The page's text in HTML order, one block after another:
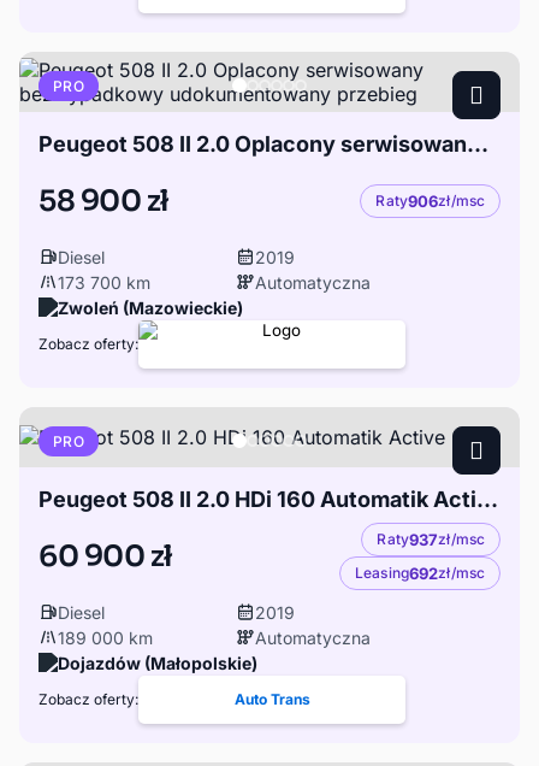
PRO
Peugeot 508 II 2.0 Oplacony serwisowany bezwypadkowy udokumentowany przebieg
58 900 zł Raty906zł/msc
Diesel
2019
173 700 km
Automatyczna
Zwoleń (Mazowieckie)
Zobacz oferty:
PRO
Peugeot 508 II 2.0 HDi 160 Automatik Active
60 900 zł Raty937zł/msc
Leasing692zł/msc
Diesel
2019
189 000 km
Automatyczna
Dojazdów (Małopolskie)
Zobacz oferty: Auto Trans